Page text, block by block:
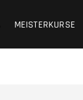
MEISTERKURSE